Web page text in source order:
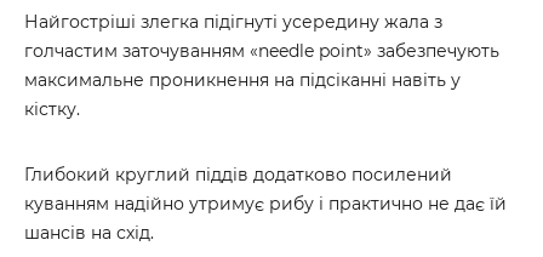
Найгостріші злегка підігнуті усередину жала з
голчастим заточуванням «needle point» забезпечують
максимальне проникнення на підсіканні навіть у
кістку.
Глибокий круглий піддів додатково посилений
куванням надійно утримує рибу і практично не дає їй
шансів на схід.